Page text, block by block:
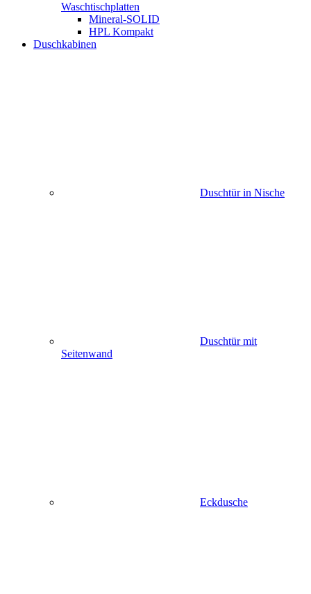
Waschtischplatten
Mineral-SOLID
HPL Kompakt
Duschkabinen
Duschtür in Nische
Duschtür mit
Seitenwand
Eckdusche